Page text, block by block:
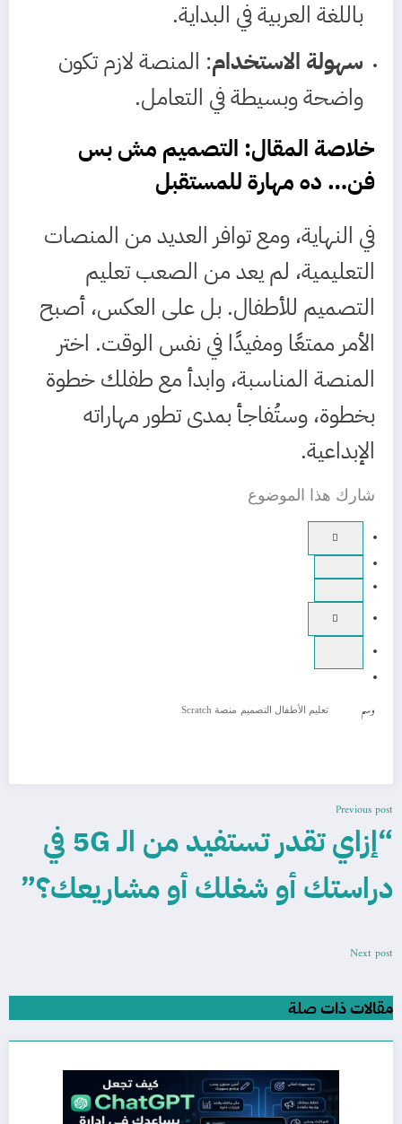
باللغة العربية في البداية.
سهولة الاستخدام: المنصة لازم تكون
واضحة وبسيطة في التعامل.
خلاصة المقال: التصميم مش بس
فن… ده مهارة للمستقبل
في النهاية، ومع توافر العديد من المنصات
التعليمية، لم يعد من الصعب تعليم
التصميم للأطفال. بل على العكس، أصبح
الأمر ممتعًا ومفيدًا في نفس الوقت. اختر
المنصة المناسبة، وابدأ مع طفلك خطوة
بخطوة، وستُفاجأ بمدى تطور مهاراته
الإبداعية.
شارك هذا الموضوع
وسم تعليم الأطفال التصميم منصة Scratch
Previous post
“إزاي تقدر تستفيد من الـ 5G في
دراستك أو شغلك أو مشاريعك؟”
Next post
مقالات ذات صلة